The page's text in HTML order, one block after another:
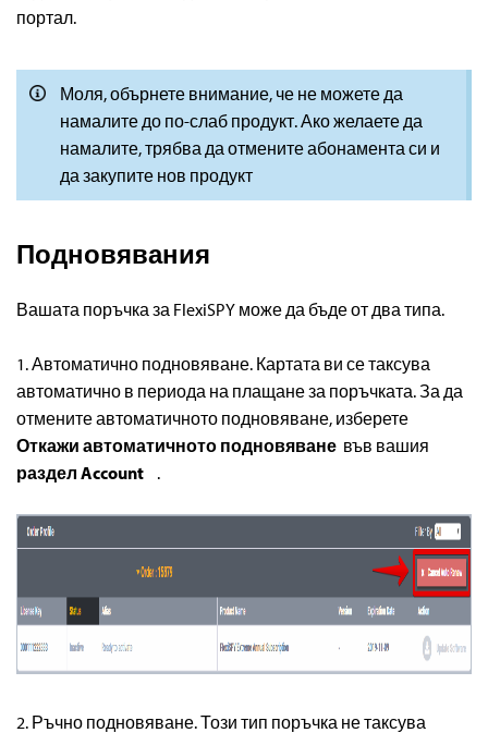
портал.
Моля, обърнете внимание, че не можете да
намалите до по-слаб продукт. Ако желаете да
намалите, трябва да отмените абонамента си и
да закупите нов продукт
Подновявания
Вашата поръчка за FlexiSPY може да бъде от два типа.
1. Автоматично подновяване. Картата ви се таксува
автоматично в периода на плащане за поръчката. За да
отмените автоматичното подновяване, изберете
Откажи автоматичното подновяване във вашия
раздел Account
.
2. Ръчно подновяване. Този тип поръчка не таксува